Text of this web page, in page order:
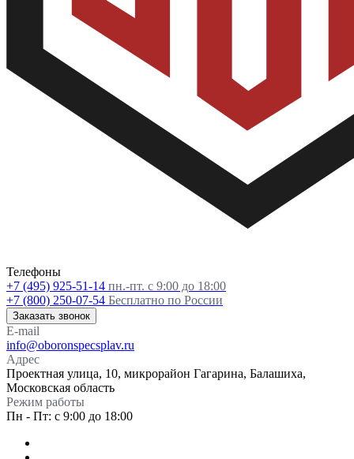
Телефоны
+7 (495) 925-51-14 пн.-пт. с 9:00 до 18:00
+7 (800) 250-07-54 Бесплатно по России
Заказать звонок
E-mail
info@oboronspecsplav.ru
Адрес
Проектная улица, 10, микрорайон Гагарина, Балашиха,
Московская область
Режим работы
Пн - Пт: с 9:00 до 18:00